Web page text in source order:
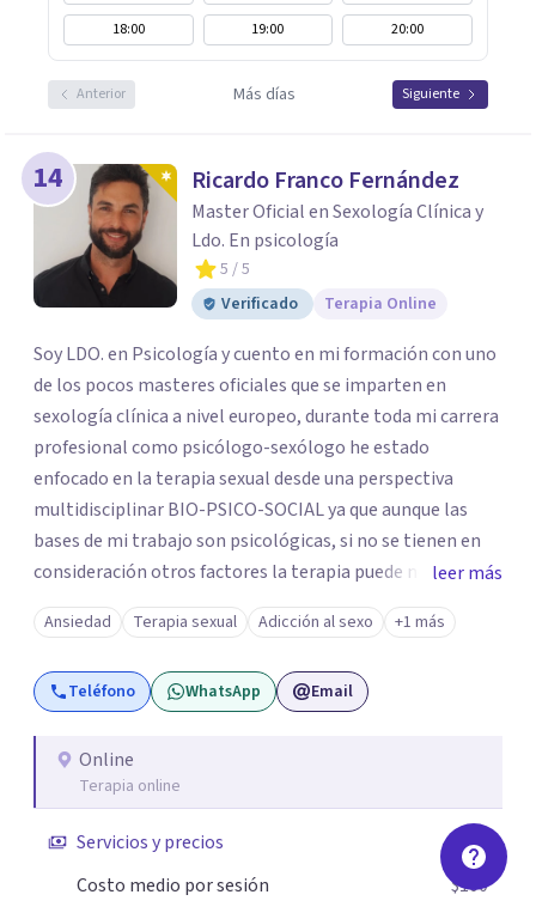
18:00
19:00 20:00
Anterior Más días Siguiente
14 Ricardo Franco Fernández
Master Oficial en Sexología Clínica y
Ldo. En psicología
5 / 5
Verificado
Terapia Online
Soy LDO. en Psicología y cuento en mi formación con uno
de los pocos masteres oficiales que se imparten en
sexología clínica a nivel europeo, durante toda mi carrera
profesional como psicólogo-sexólogo he estado
enfocado en la terapia sexual desde una perspectiva
multidisciplinar BIO-PSICO-SOCIAL ya que aunque las
bases de mi trabajo son psicológicas, si no se tienen en
consideración otros factores la terapia puede no
funcionar al tener una visión demasiado simplista,
excluyendo de antemano otros factores que pueden
influir. Mi intención es ayudar para conseguir una mejora
global de tu sexualidad, considerando cada caso como
personal concreta. En especial mi ámbito de trabajo es la
disfunción eréctil, la eyaculación precoz y la falta de
deseo tanto en mujeres como en hombres. La sexualidad
es de enorme importancia tanto para el bienestar físico y
mental como a nivel personal para una buena
leer más
Ansiedad Terapia sexual Adicción al sexo +1 más
Teléfono WhatsApp Email
Online
Terapia online
Servicios y precios
Costo medio por sesión
$100